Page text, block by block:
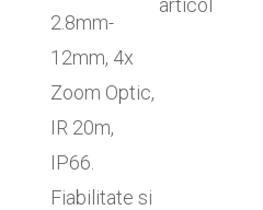
2.8mm-
12mm, 4x
Zoom Optic,
IR 20m,
IP66.
Fiabilitate si
articol